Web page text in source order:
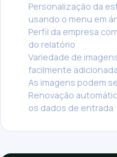
Personalização da
usando o menu em
Perfil da empresa
do relatório
Variedade de
facilmente
As imagens podem
Renovação
os dados de entrada